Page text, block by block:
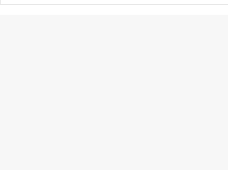
Zinzindurrunkarratz
forma de decir